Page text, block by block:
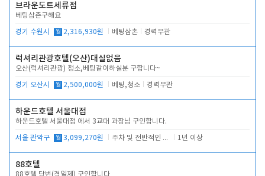
브라운도트세류점
베팅삼촌구해요
경기 수원시 월 2,316,930원 베팅삼촌 경력무관
럭셔리관광호텔(오산)대실없음
오산(럭셔리관광) 청소,베팅같이하실분 구합니다~
경기 오산시 월 2,500,000원 베팅,청소 경력무관
하운드호텔 서울대점
하운드호텔 서울대점 에서 3교대 과장님 구인합니다.
서울 관악구 월 3,099,270원 주차 및 전반적인 당번업무 1년 이상
88호텔